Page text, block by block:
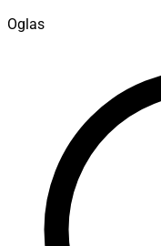
Oglas